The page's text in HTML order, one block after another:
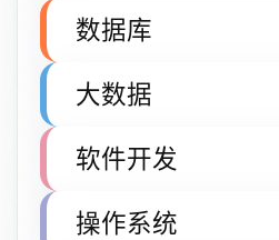
数据库
大数据
软件开发
操作系统